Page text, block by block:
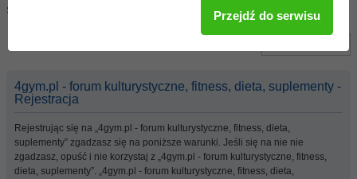
Skocz do:
4gym.pl - forum kulturystyczne, fitness, dieta, suplementy -
Rejestracja
Rejestrując się na „4gym.pl - forum kulturystyczne, fitness, dieta,
suplementy” zgadzasz się na poniższe warunki. Jeśli się na nie nie
zgadzasz, opuść i nie korzystaj z „4gym.pl - forum kulturystyczne, fitness,
dieta, suplementy”. „4gym.pl - forum kulturystyczne, fitness, dieta,
Przejdź do serwisu